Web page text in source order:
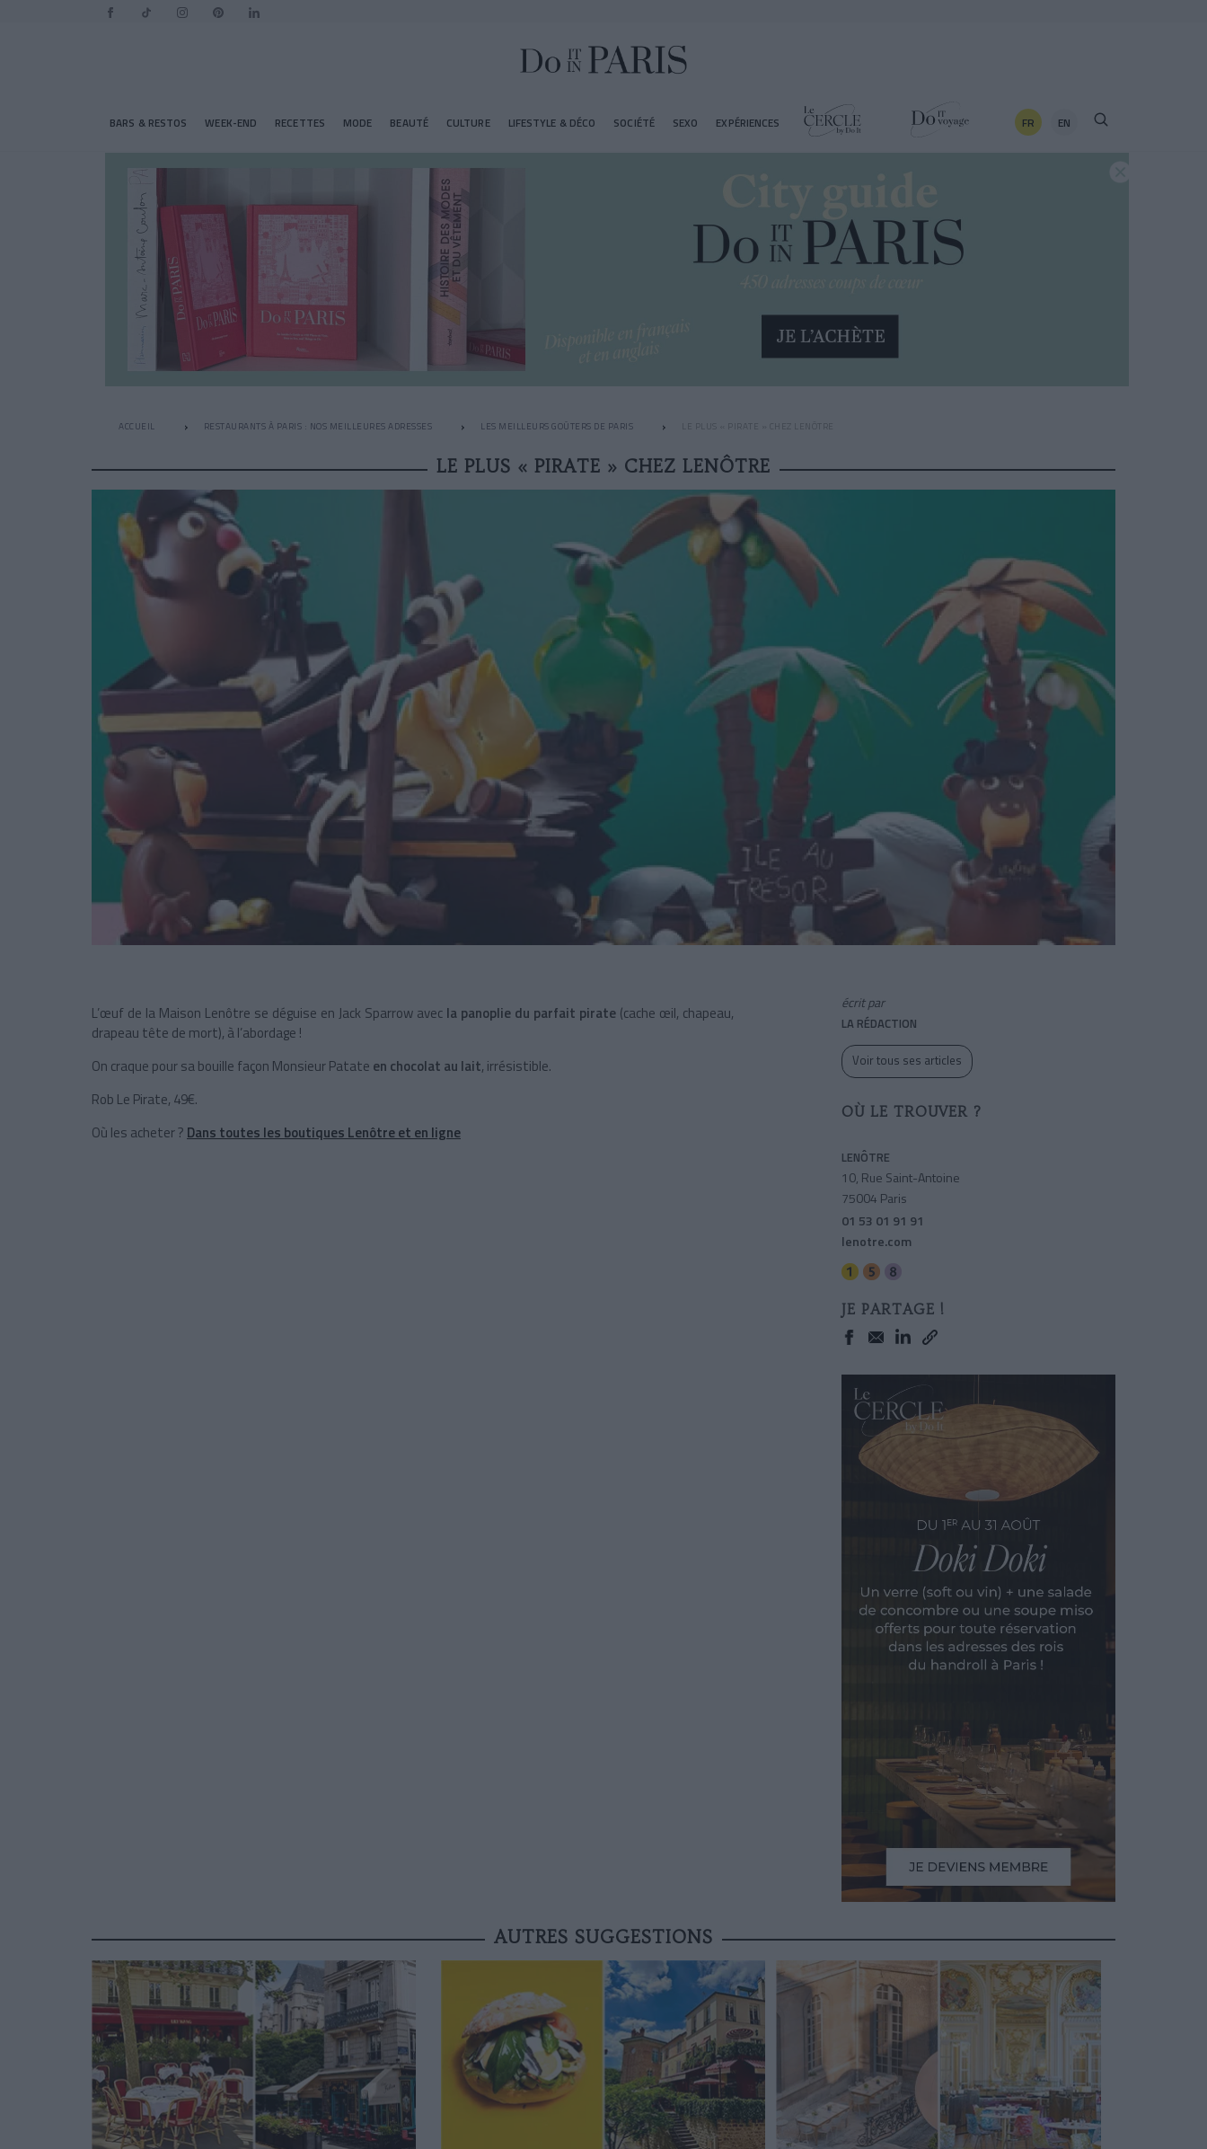
BARS & RESTOS WEEK-END RECETTES MODE BEAUTÉ CULTURE LIFESTYLE & DÉCO SOCIÉTÉ SEXO EXPÉRIENCES FR EN
ACCUEIL RESTAURANTS À PARIS : NOS MEILLEURES ADRESSES LES MEILLEURS GOÛTERS DE PARIS LE PLUS « PIRATE » CHEZ LENÔTRE
LE PLUS « PIRATE » CHEZ LENÔTRE
L’œuf de la Maison Lenôtre se déguise en Jack Sparrow avec la panoplie du parfait pirate (cache œil, chapeau,
drapeau tête de mort), à l’abordage !
On craque pour sa bouille façon Monsieur Patate en chocolat au lait, irrésistible.
Rob Le Pirate, 49€.
Où les acheter ? Dans toutes les boutiques Lenôtre et en ligne
écrit par
LA RÉDACTION
Voir tous ses articles
OÙ LE TROUVER ?
LENÔTRE
10, Rue Saint-Antoine
75004 Paris
01 53 01 91 91
lenotre.com
JE PARTAGE !
AUTRES SUGGESTIONS